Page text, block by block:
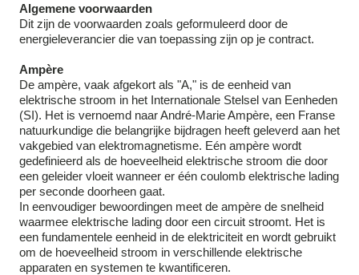
Algemene voorwaarden
Dit zijn de voorwaarden zoals geformuleerd door de
energieleverancier die van toepassing zijn op je contract.
Ampère
De ampère, vaak afgekort als "A," is de eenheid van
elektrische stroom in het Internationale Stelsel van Eenheden
(SI). Het is vernoemd naar André-Marie Ampère, een Franse
natuurkundige die belangrijke bijdragen heeft geleverd aan het
vakgebied van elektromagnetisme. Eén ampère wordt
gedefinieerd als de hoeveelheid elektrische stroom die door
een geleider vloeit wanneer er één coulomb elektrische lading
per seconde doorheen gaat.
In eenvoudiger bewoordingen meet de ampère de snelheid
waarmee elektrische lading door een circuit stroomt. Het is
een fundamentele eenheid in de elektriciteit en wordt gebruikt
om de hoeveelheid stroom in verschillende elektrische
apparaten en systemen te kwantificeren.